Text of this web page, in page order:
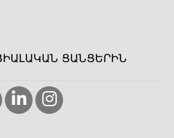
ՑԱՆՑԵՐԻՆ